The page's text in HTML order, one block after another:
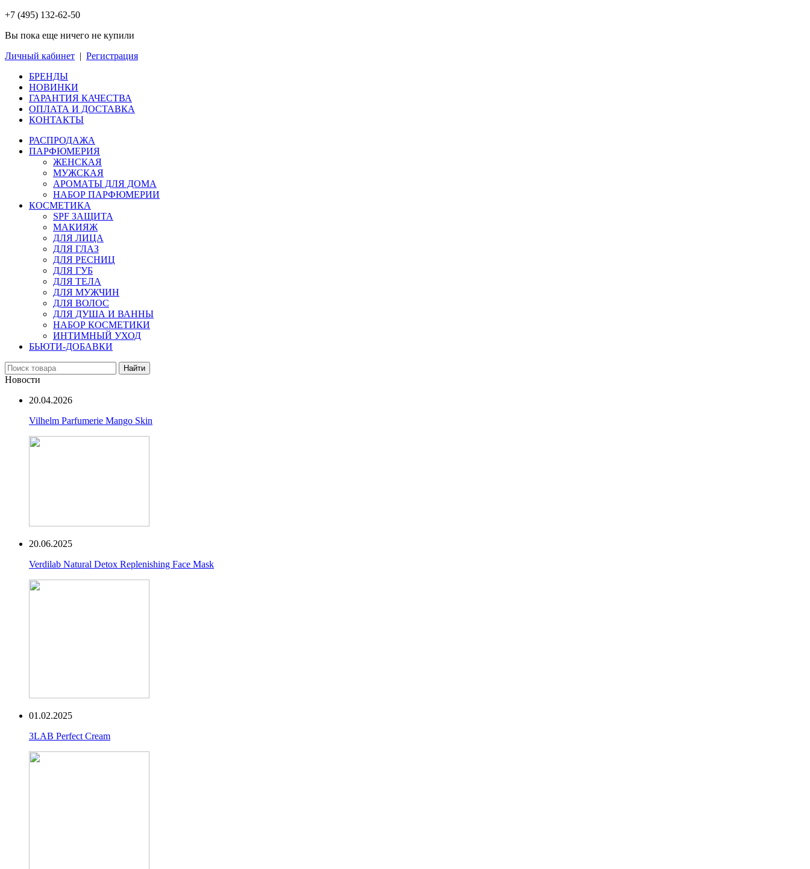
+7 (495) 132-62-50
Вы пока еще ничего не купили
Личный кабинет | Регистрация
БРЕНДЫ
НОВИНКИ
ГАРАНТИЯ КАЧЕСТВА
ОПЛАТА И ДОСТАВКА
КОНТАКТЫ
РАСПРОДАЖА
ПАРФЮМЕРИЯ
ЖЕНСКАЯ
МУЖСКАЯ
АРОМАТЫ ДЛЯ ДОМА
НАБОР ПАРФЮМЕРИИ
КОСМЕТИКА
SPF ЗАЩИТА
МАКИЯЖ
ДЛЯ ЛИЦА
ДЛЯ ГЛАЗ
ДЛЯ РЕСНИЦ
ДЛЯ ГУБ
ДЛЯ ТЕЛА
ДЛЯ МУЖЧИН
ДЛЯ ВОЛОС
ДЛЯ ДУША И ВАННЫ
НАБОР КОСМЕТИКИ
ИНТИМНЫЙ УХОД
БЬЮТИ-ДОБАВКИ
Найти
Новости
20.04.2026
Vilhelm Parfumerie Mango Skin
20.06.2025
Verdilab Natural Detox Replenishing Face Mask
01.02.2025
3LAB Perfect Cream